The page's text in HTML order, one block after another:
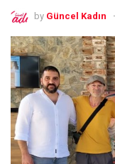
by Güncel Kadın